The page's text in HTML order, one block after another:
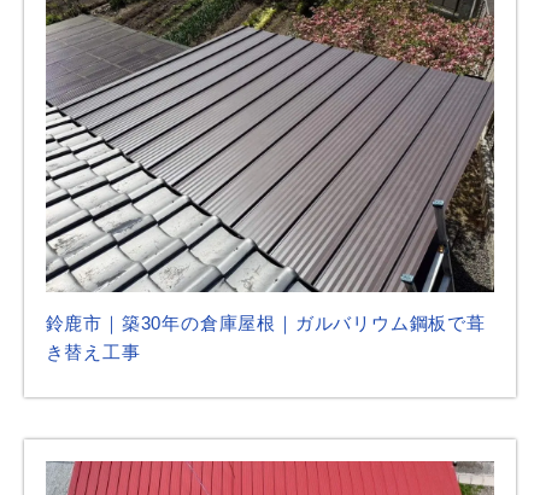
鈴鹿市｜築30年の倉庫屋根｜ガルバリウム鋼板で葺
き替え工事